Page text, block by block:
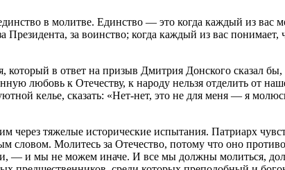
в молитве. Единство — это когда каждый из вас
за воинство; когда каждый из вас понимает,
который в ответ на призыв Дмитрия Донского сказал
любовь к Отечеству, к народу нельзя отделить от
келье, сказать: «Нет-нет, это не для меня — я
тяжелые исторические испытания. Патриарх
Молитесь за Отечество, потому что оно
— и мы не можем иначе. И все мы должны молиться,